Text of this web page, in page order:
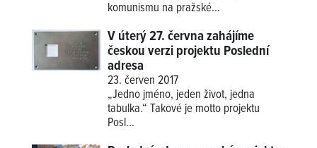
komunismu na pražské...
V úterý 27. června zahájíme
českou verzi projektu Poslední
adresa
23. červen 2017
„Jedno jméno, jeden život, jedna
tabulka.“ Takové je motto projektu
Posl...